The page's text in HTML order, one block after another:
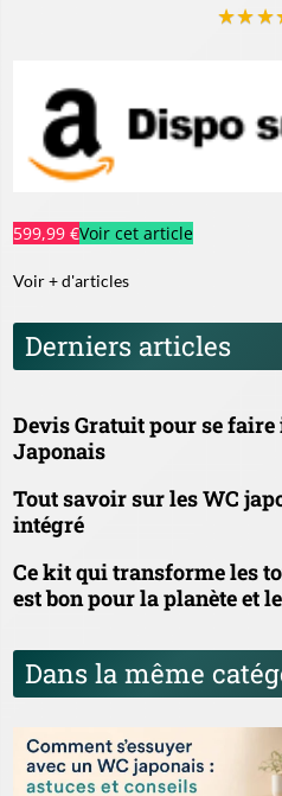
★★★
599,99 €Voir cet article
Voir + d'articles
Derniers articles
Devis Gratuit pour se
Japonais
Tout savoir sur les WC
intégré
Ce kit qui transforme les
est bon pour la planète et
Dans la même